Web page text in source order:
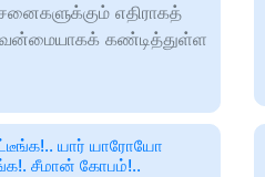
எதிராகத்
வன்மையாகக் கண்டித்துள்ள
யார் யாரோயோ
சீமான் கோபம்!..